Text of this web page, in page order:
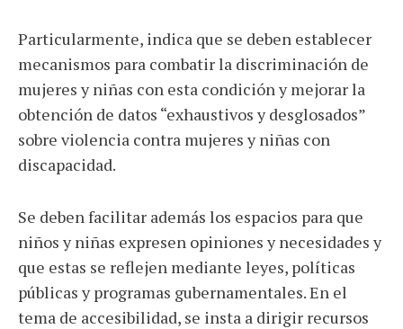
Particularmente, indica que se deben establecer
mecanismos para combatir la discriminación de
mujeres y niñas con esta condición y mejorar la
obtención de datos “exhaustivos y desglosados”
sobre violencia contra mujeres y niñas con
discapacidad.
Se deben facilitar además los espacios para que
niños y niñas expresen opiniones y necesidades y
que estas se reflejen mediante leyes, políticas
públicas y programas gubernamentales. En el
tema de accesibilidad, se insta a dirigir recursos